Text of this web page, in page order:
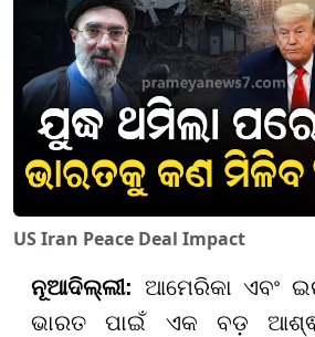
US Iran Peace Deal Impact
ନୂଆଦିଲ୍ଲୀ: ଆମେରିକା ଏବଂ
ଭାରତ ପାଇଁ ଏକ ବଡ଼